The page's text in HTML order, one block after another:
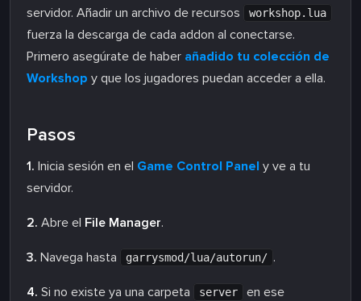
servidor. Añadir un archivo de recursos
workshop.lua
fuerza la descarga de cada addon al conectarse.
Primero asegúrate de haber añadido tu colección de
Workshop y que los jugadores puedan acceder a ella.
Pasos
1. Inicia sesión en el Game Control Panel y ve a tu
servidor.
2. Abre el File Manager.
3. Navega hasta garrysmod/lua/autorun/ .
4. Si no existe ya una carpeta server
en ese